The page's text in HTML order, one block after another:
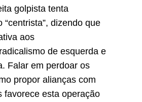
golpista tenta
dizendo que
aos
de esquerda e
Falar em perdoar os
propor alianças com
favorece esta operação